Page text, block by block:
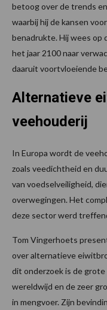
betoog over de trends
waarbij hij de kansen
benadrukte. Hij wees op
het jaar 2100 naar
daaruit voortvloeiende
Alternatieve
veehouderij
In Europa wordt de
zoals veedichtheid en
van voedselveiligheid,
overwegingen. Het
deze sector werd
Tom Vingerhoets
over alternatieve
dit onderzoek is de
wereldwijd en de zeer
in mengvoer. Zijn